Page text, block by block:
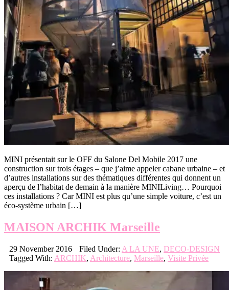
MINI présentait sur le OFF du Salone Del Mobile 2017 une
construction sur trois étages – que j’aime appeler cabane urbaine – et
d’autres installations sur des thématiques différentes qui donnent un
aperçu de l’habitat de demain à la manière MINILiving… Pourquoi
ces installations ? Car MINI est plus qu’une simple voiture, c’est un
éco-système urbain […]
MAISON ARCHIK Marseille
29 November 2016 Filed Under: A LA UNE, DECO-DESIGN
Tagged With: ARCHIK, Architecture, Marseille, Visite Privée